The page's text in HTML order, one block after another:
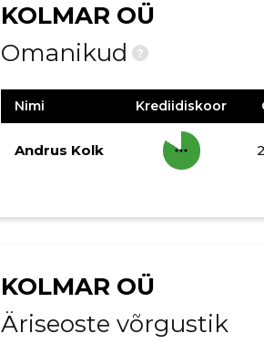
KOLMAR OÜ
Omanikud
?
Nimi Krediidiskoor
Andrus Kolk more_horiz
KOLMAR OÜ
Äriseoste võrgustik